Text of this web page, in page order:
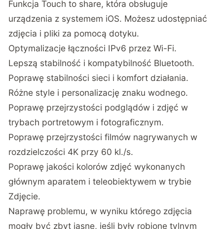
Funkcja Touch to share, która obsługuje
urządzenia z systemem iOS. Możesz udostępniać
zdjęcia i pliki za pomocą dotyku.
Optymalizacje łączności IPv6 przez Wi-Fi.
Lepszą stabilność i kompatybilność Bluetooth.
Poprawę stabilności sieci i komfort działania.
Różne style i personalizację znaku wodnego.
Poprawę przejrzystości podglądów i zdjęć w
trybach portretowym i fotograficznym.
Poprawę przejrzystości filmów nagrywanych w
rozdzielczości 4K przy 60 kl./s.
Poprawę jakości kolorów zdjęć wykonanych
głównym aparatem i teleobiektywem w trybie
Zdjęcie.
Naprawę problemu, w wyniku którego zdjęcia
mogły być zbyt jasne, jeśli były robione tylnym